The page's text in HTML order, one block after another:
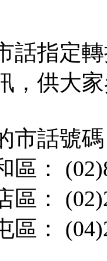
話指定
，供大
市話號
區：
區：
區：